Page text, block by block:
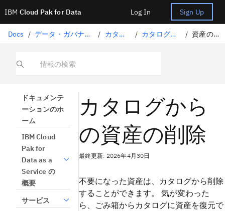
IBM Cloud Pak for Data Log In Sign Up
Docs / データ・ガバナンス / カタログ / カタログ資産 / 資産の削除
情報の検索
ドキュメンテ
ーションのホ
ーム
IBM Cloud
Pak for
Data as a
Service の
概要
サービス
カタログから
の資産の削除
最終更新: 2026年4月30日
不要になった資産は、カタログから削除
することができます。 気が変わった
ら、ごみ箱からカタログに資産を復元で